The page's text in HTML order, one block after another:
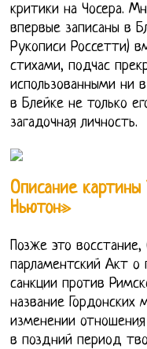
критики на Чосера.
впервые записаны в
Рукописи Россетти)
стихами, подчас
использованными ни
в Блейке не только
загадочная личность.
Описание
Ньютон»
Позже это
парламентский Акт о
санкции против
название
изменении
в поздний период